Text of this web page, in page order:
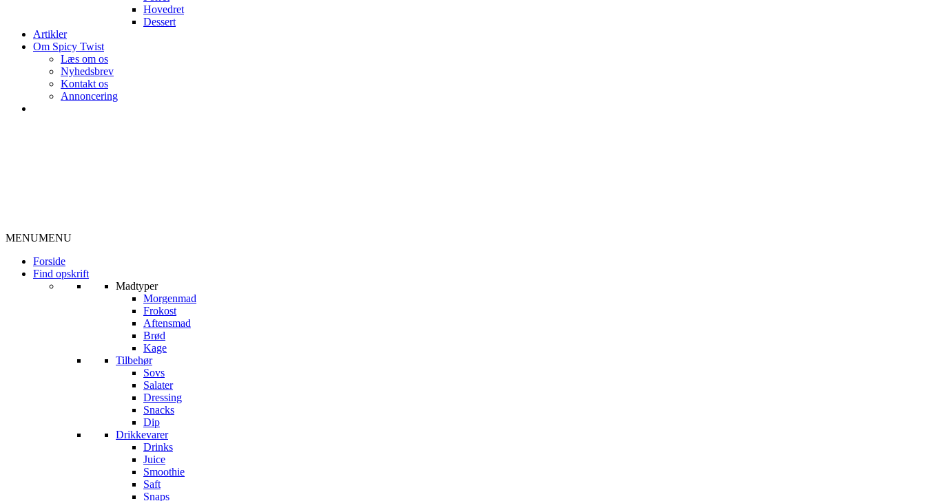
Hovedret
Dessert
Artikler
Om Spicy Twist
Læs om os
Nyhedsbrev
Kontakt os
Annoncering
MENUMENU
Forside
Find opskrift
Madtyper
Morgenmad
Frokost
Aftensmad
Brød
Kage
Tilbehør
Sovs
Salater
Dressing
Snacks
Dip
Drikkevarer
Drinks
Juice
Smoothie
Saft
Snaps